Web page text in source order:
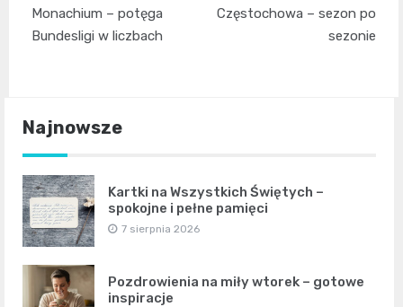
wpisu
Monachium – potęga
Bundesligi w liczbach
Częstochowa – sezon po
sezonie
Najnowsze
Kartki na Wszystkich Świętych –
spokojne i pełne pamięci
7 sierpnia 2026
Pozdrowienia na miły wtorek – gotowe
inspiracje